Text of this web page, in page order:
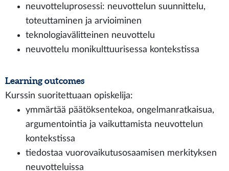
neuvotteluprosessi: neuvottelun suunnittelu,
toteuttaminen ja arvioiminen
teknologiavälitteinen neuvottelu
neuvottelu monikulttuurisessa kontekstissa
Learning outcomes
Kurssin suoritettuaan opiskelija:
ymmärtää päätöksentekoa, ongelmanratkaisua,
argumentointia ja vaikuttamista neuvottelun
kontekstissa
tiedostaa vuorovaikutusosaamisen merkityksen
neuvotteluissa